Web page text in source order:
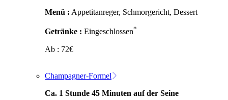
Menü : Appetitanreger, Schmorgericht, Dessert
Getränke : Eingeschlossen*
Ab : 72€
Champagner-Formel
Ca. 1 Stunde 45 Minuten auf der Seine